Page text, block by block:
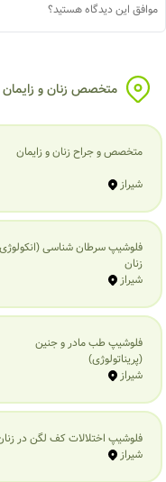
موافق این دیدگاه هستید؟
متخصص زنان و زایمان
متخصص و جراح زنان و زایمان
شیراز
فلوشیپ سرطان شناسی
زنان
شیراز
فلوشیپ طب مادر و جنین
(پریناتولوژی)
شیراز
فلوشیپ اختلالات کف لگن در
شیراز